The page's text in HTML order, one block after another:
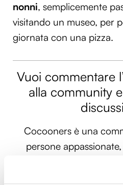
nonni, semplicemente
visitando un museo, per
giornata con una pizza.
Vuoi commentare
alla community
Cocooners è una
persone
gratitudine nei
loro esperienze di